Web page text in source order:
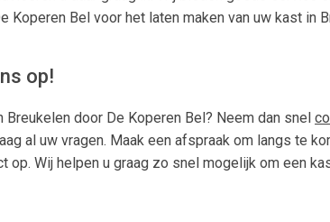
Koperen Bel voor het laten maken van uw kast in
op!
door De Koperen Bel? Neem dan snel
al uw vragen. Maak een afspraak om langs te
op. Wij helpen u graag zo snel mogelijk om een